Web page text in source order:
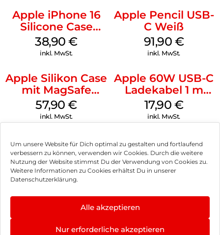
Um unsere Website für Dich optimal zu gestalten und fortlaufend
verbessern zu können, verwenden wir Cookies. Durch die weitere
Nutzung der Website stimmst Du der Verwendung von Cookies zu.
Weitere Informationen zu Cookies erhältst Du in unserer
Datenschutzerklärung.
Alle akzeptieren
Nur erforderliche akzeptieren
Apple iPhone 16
Silicone Case
MagSafe
Ultramarine
38,90€
inkl. MwSt.
Apple Pencil USB-
C Weiß
91,90 €
inkl. MwSt.
Apple Silikon Case
mit MagSafe
iPhone 14 Pro
(PRODUCT)RED
57,90€
inkl. MwSt.
Apple 60W USB-C
Ladekabel 1 m
Weiß
17,90 €
inkl. MwSt.
Impressum